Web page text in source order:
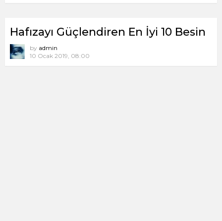
Hafızayı Güçlendiren En İyi 10 Besin
by admin
10 Ocak 2019, 08:00